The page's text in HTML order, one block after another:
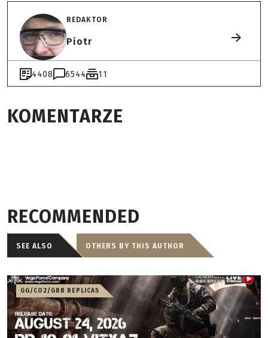
REDAKTOR
Piotr
4408 6544 11
KOMENTARZE
RECOMMENDED
SEE ALSO OTHERS BY THIS AUTHOR
GG/CO2/GBB REPLICAS